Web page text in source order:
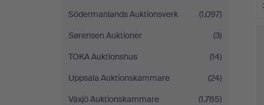
Södermanlands Auktionsverk
(1.097)
Sørensen Auktioner
(3)
TOKA Auktionshus
(14)
Uppsala Auktionskammare
(24)
Växjö Auktionskammare
(1.785)